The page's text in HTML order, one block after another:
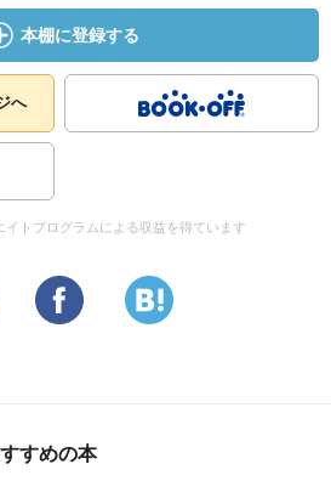
本棚に登録する
へ
イトプログラムによる収益を得ています
すめの本